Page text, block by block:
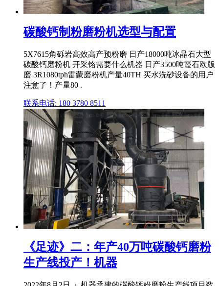
碳酸钙制粉磨粉机选型与配置
5X7615角砾岩高效高产预粉磨 日产18000吨冰晶石大型
碳酸钙磨粉机 开采铬需要什么机器 日产3500吨霞石欧版
磨 3R1080tph雷蒙磨粉机产量40TH 买水洗砂设备的用户
注意了！产量80 .
联系电话: 180 3780 8511
《足迹》二：年产40万吨碳酸钙磨粉
生产线投产！机器